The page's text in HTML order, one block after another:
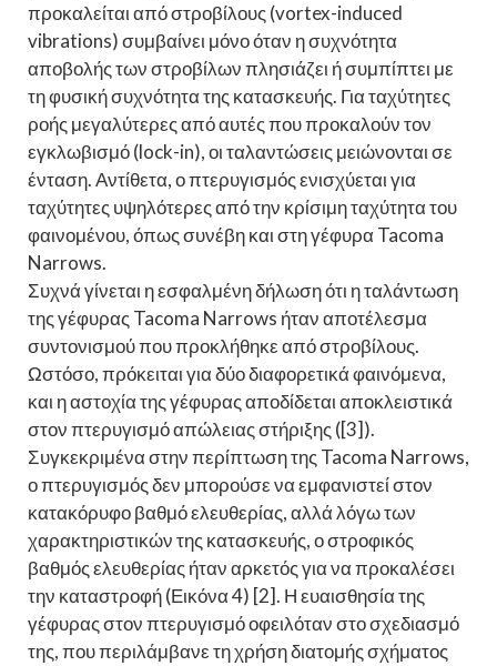
προκαλείται από στροβίλους (vortex-induced
vibrations) συμβαίνει μόνο όταν η συχνότητα
αποβολής των στροβίλων πλησιάζει ή συμπίπτει με
τη φυσική συχνότητα της κατασκευής. Για ταχύτητες
ροής μεγαλύτερες από αυτές που προκαλούν τον
εγκλωβισμό (lock-in), οι ταλαντώσεις μειώνονται σε
ένταση. Αντίθετα, ο πτερυγισμός ενισχύεται για
ταχύτητες υψηλότερες από την κρίσιμη ταχύτητα του
φαινομένου, όπως συνέβη και στη γέφυρα Tacoma
Narrows.
Συχνά γίνεται η εσφαλμένη δήλωση ότι η ταλάντωση
της γέφυρας Tacoma Narrows ήταν αποτέλεσμα
συντονισμού που προκλήθηκε από στροβίλους.
Ωστόσο, πρόκειται για δύο διαφορετικά φαινόμενα,
και η αστοχία της γέφυρας αποδίδεται αποκλειστικά
στον πτερυγισμό απώλειας στήριξης ([3]).
Συγκεκριμένα στην περίπτωση της Tacoma Narrows,
ο πτερυγισμός δεν μπορούσε να εμφανιστεί στον
κατακόρυφο βαθμό ελευθερίας, αλλά λόγω των
χαρακτηριστικών της κατασκευής, ο στροφικός
βαθμός ελευθερίας ήταν αρκετός για να προκαλέσει
την καταστροφή (Εικόνα 4) [2]. Η ευαισθησία της
γέφυρας στον πτερυγισμό οφειλόταν στο σχεδιασμό
της, που περιλάμβανε τη χρήση διατομής σχήματος